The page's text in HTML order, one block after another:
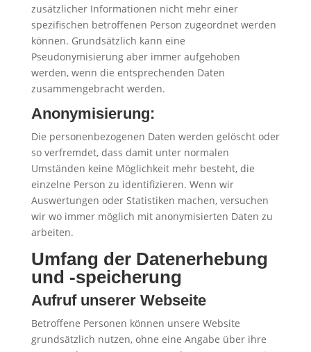
zusätzlicher Informationen nicht mehr einer
spezifischen betroffenen Person zugeordnet werden
können. Grundsätzlich kann eine
Pseudonymisierung aber immer aufgehoben
werden, wenn die entsprechenden Daten
zusammengebracht werden.
Anonymisierung:
Die personenbezogenen Daten werden gelöscht oder
so verfremdet, dass damit unter normalen
Umständen keine Möglichkeit mehr besteht, die
einzelne Person zu identifizieren. Wenn wir
Auswertungen oder Statistiken machen, versuchen
wir wo immer möglich mit anonymisierten Daten zu
arbeiten.
Umfang der Datenerhebung
und -speicherung
Aufruf unserer Webseite
Betroffene Personen können unsere Website
grundsätzlich nutzen, ohne eine Angabe über ihre